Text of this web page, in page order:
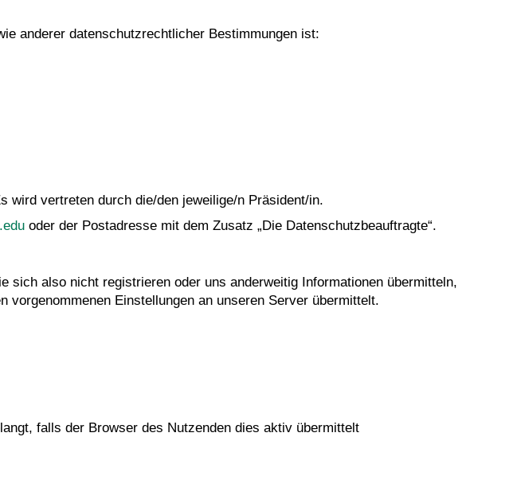
anderer datenschutzrechtlicher Bestimmungen ist:
wird vertreten durch die/den jeweilige/n Präsident/in.
oder der Postadresse mit dem Zusatz „Die Datenschutzbeauftragte“.
sich also nicht registrieren oder uns anderweitig Informationen übermitteln,
vorgenommenen Einstellungen an unseren Server übermittelt.
falls der Browser des Nutzenden dies aktiv übermittelt